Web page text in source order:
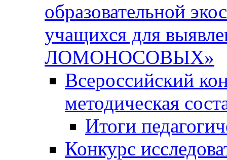
образовательной
учащихся для
ЛОМОНОСОВЫХ»
Всероссийский
методическая
Итоги
Конкурс